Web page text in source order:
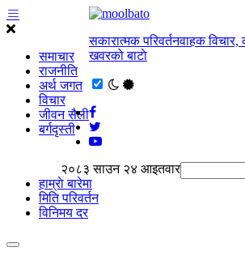
समाचार
राजनीति
अर्थ जगत
विचार
जीवन सैली
बर्गदृस्ती
सकारात्मक परिवर्तनवाहक
खवरको बाटाे
२०८३ साउन २४ आइतवार
हाम्राे बारेमा
मिति परिवर्तन
विनिमय दर